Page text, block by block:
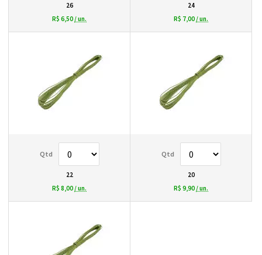
26
R$ 6,50 / un.
24
R$ 7,00 / un.
22
R$ 8,00 / un.
20
R$ 9,90 / un.